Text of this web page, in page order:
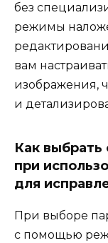
без
режимы
вам
изображения,
и
Как
при
для
При выборе
с помощью